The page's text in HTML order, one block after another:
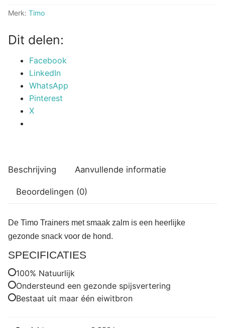
Merk: Timo
Dit delen:
Facebook
LinkedIn
WhatsApp
Pinterest
X
Beschrijving Aanvullende informatie
Beoordelingen (0)
De Timo Trainers met smaak zalm is een heerlijke
gezonde snack voor de hond.
SPECIFICATIES
100% Natuurlijk
Ondersteund een gezonde spijsvertering
Bestaat uit maar één eiwitbron